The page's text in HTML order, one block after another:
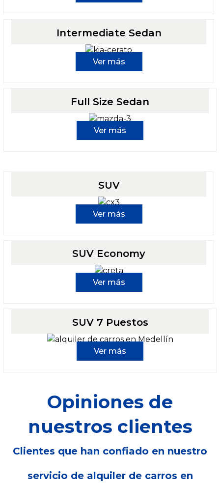
Intermediate Sedan
Ver más
Full Size Sedan
Ver más
SUV
Ver más
SUV Economy
Ver más
SUV 7 Puestos
Ver más
Opiniones de
nuestros clientes
Clientes que han confiado en nuestro
servicio de alquiler de carros en